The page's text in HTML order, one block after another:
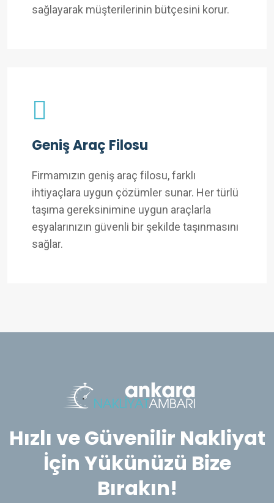
sağlayarak müşterilerinin bütçesini korur.
Geniş Araç Filosu
Firmamızın geniş araç filosu, farklı
ihtiyaçlara uygun çözümler sunar. Her türlü
taşıma gereksinimine uygun araçlarla
eşyalarınızın güvenli bir şekilde taşınmasını
sağlar.
Hızlı ve Güvenilir Nakliyat
İçin Yükünüzü Bize
Bırakın!